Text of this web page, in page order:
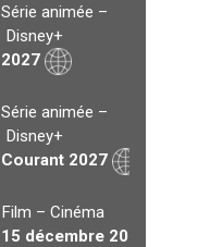
Série animée –
Disney+
2027
Série animée –
Disney+
Courant 2027
Film – Cinéma
15 décembre 2027